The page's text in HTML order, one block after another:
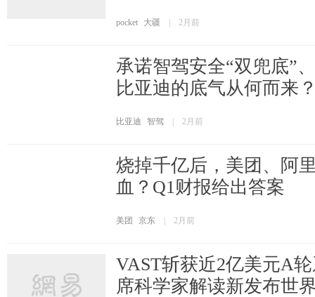
pocket 大疆 2月前
承诺智驾安全“双兜底”
比亚迪的底气从何而来
比亚迪 智驾 2月前
烧掉千亿后，美团、阿
血？Q1财报给出答案
美团 京东 2月前
VAST斩获近2亿美元A
席科学家解读新发布世